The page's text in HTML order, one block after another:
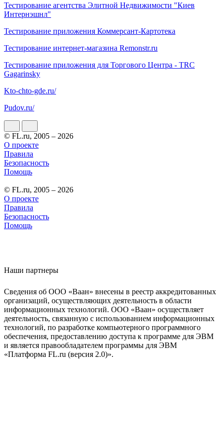
Тестирование агентства Элитной Недвижимости "Киев
Интернэшнл"
Тестирование приложения Коммерсант-Картотека
Тестирование интернет-магазина Remonstr.ru
Тестирование приложения для Торгового Центра - TRC
Gagarinsky
Kto-chto-gde.ru/
Pudov.ru/
© FL.ru, 2005 – 2026
О проекте
Правила
Безопасность
Помощь
© FL.ru, 2005 – 2026
О проекте
Правила
Безопасность
Помощь
Наши партнеры
Сведения об ООО «Ваан» внесены в реестр аккредитованных
организаций, осуществляющих деятельность в области
информационных технологий. ООО «Ваан» осуществляет
деятельность, связанную с использованием информационных
технологий, по разработке компьютерного программного
обеспечения, предоставлению доступа к программе для ЭВМ
и является правообладателем программы для ЭВМ
«Платформа FL.ru (версия 2.0)».